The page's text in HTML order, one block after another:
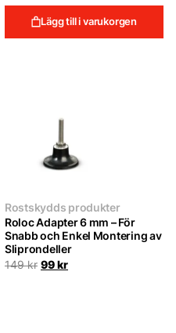
Lägg till i varukorgen
Rostskydds produkter
Roloc Adapter 6 mm – För
Snabb och Enkel Montering av
Sliprondeller
149kr Det
99krDet